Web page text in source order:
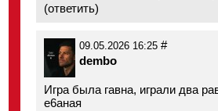
(ответить)
09.05.2026 16:25 #
dembo
Игра была гавна, играли два
е6аная